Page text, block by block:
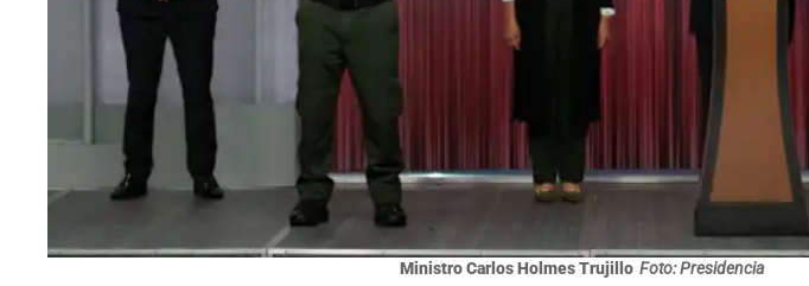
Ministro Carlos Holmes Trujillo Foto: Presidencia